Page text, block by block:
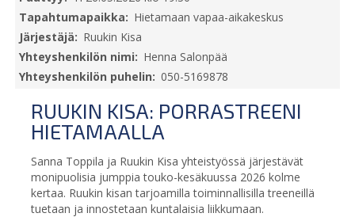
Tapahtumapaikka
Hietamaan vapaa-aikakeskus
Järjestäjä
Ruukin Kisa
Yhteyshenkilön nimi
Henna Salonpää
Yhteyshenkilön puhelin
050-5169878
RUUKIN KISA: PORRASTREENI
HIETAMAALLA
Sanna Toppila ja Ruukin Kisa yhteistyössä järjestävät
monipuolisia jumppia touko-kesäkuussa 2026 kolme
kertaa. Ruukin kisan tarjoamilla toiminnallisilla treeneillä
tuetaan ja innostetaan kuntalaisia liikkumaan.